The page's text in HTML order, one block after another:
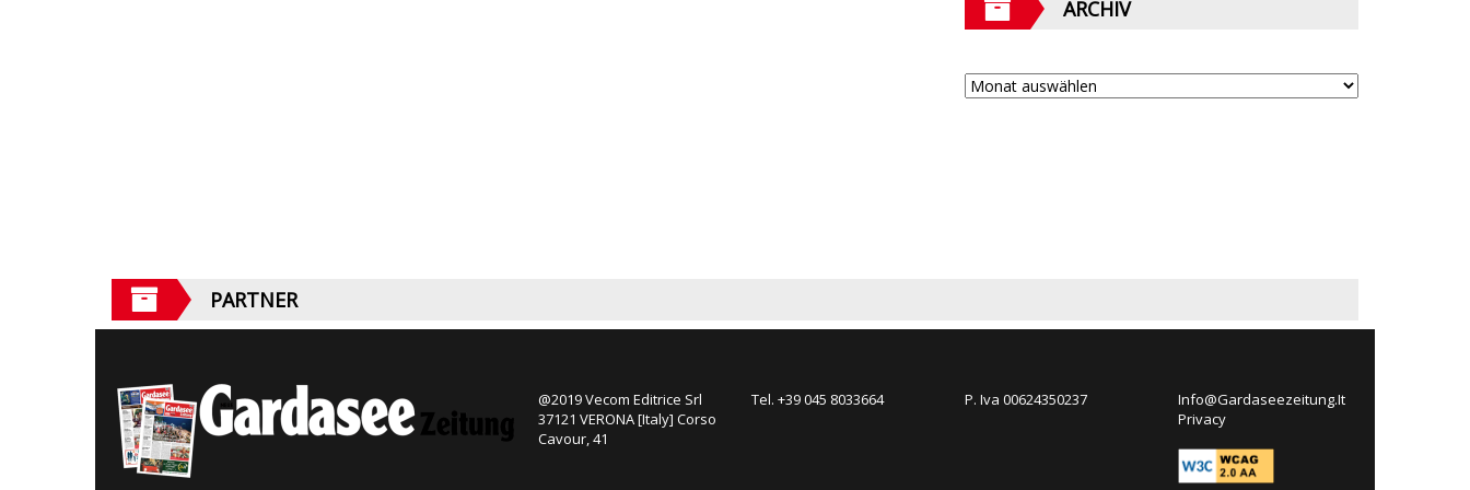
ARCHIV
PARTNER
@2019 Vecom Editrice Srl
37121 VERONA [Italy] Corso
Cavour, 41
Tel. +39 045 8033664 P. Iva 00624350237
Info@Gardaseezeitung.It
Privacy